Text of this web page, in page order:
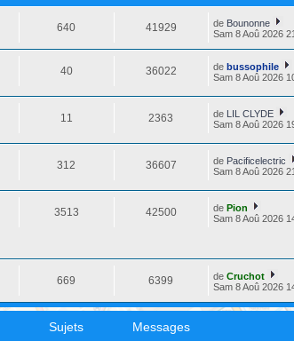
640 41929 de Bounonne
Sam 8 Aoû 2026
40 36022 debussophile
Sam 8 Aoû 2026
11 2363 de LIL CLYDE
Sam 8 Aoû 2026
312 36607 de Pacificelectric
Sam 8 Aoû 2026
3513 42500 dePion
Sam 8 Aoû 2026
669 6399 deCruchot
Sam 8 Aoû 2026
Sujets Messages